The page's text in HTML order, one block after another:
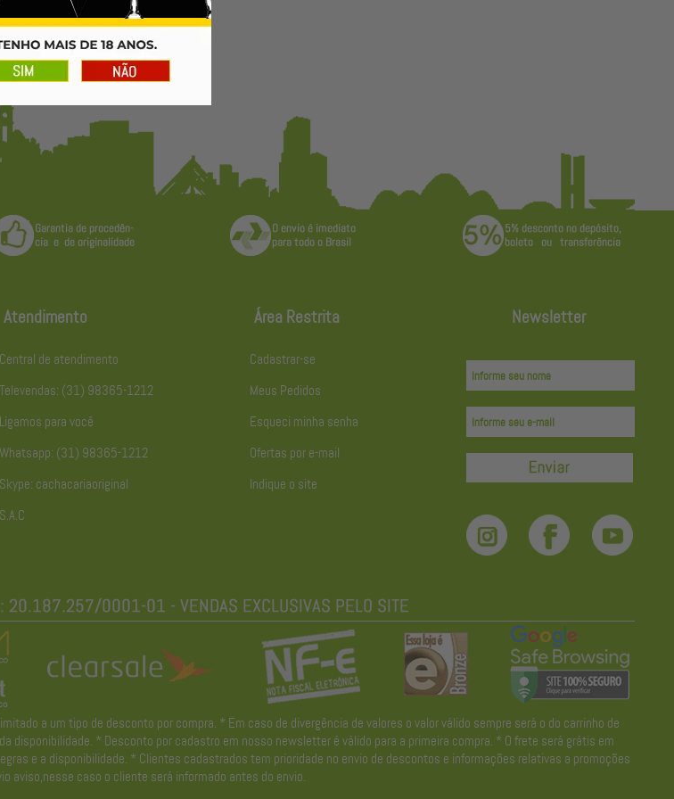
Atendimento
Central de atendimento
Televendas: (31) 98365-1212
Ligamos para você
Whatsapp: (31) 98365-1212
Skype: cachacariaoriginal
S.A.C
Área Restrita
Cadastrar-se
Meus Pedidos
Esqueci minha senha
Ofertas por e-mail
Indique o site
Newsletter
a um tipo de desconto por compra. * Em caso de divergência de valores o valor válido sempre será o do carrinho de
disponibilidade. * Desconto por cadastro em nosso newsletter é válido para a primeira compra. * O frete será grátis em
e a disponibilidade. * Clientes cadastrados tem prioridade no envio de descontos e informações relativas a promoções
aviso,nesse caso o cliente será informado antes do envio.